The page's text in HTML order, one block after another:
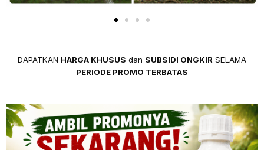
DAPATKAN HARGA KHUSUS dan SUBSIDI ONGKIR SELAMA
PERIODE PROMO TERBATAS